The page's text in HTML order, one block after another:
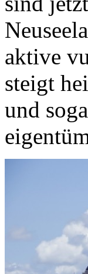
aktive
steigt
und